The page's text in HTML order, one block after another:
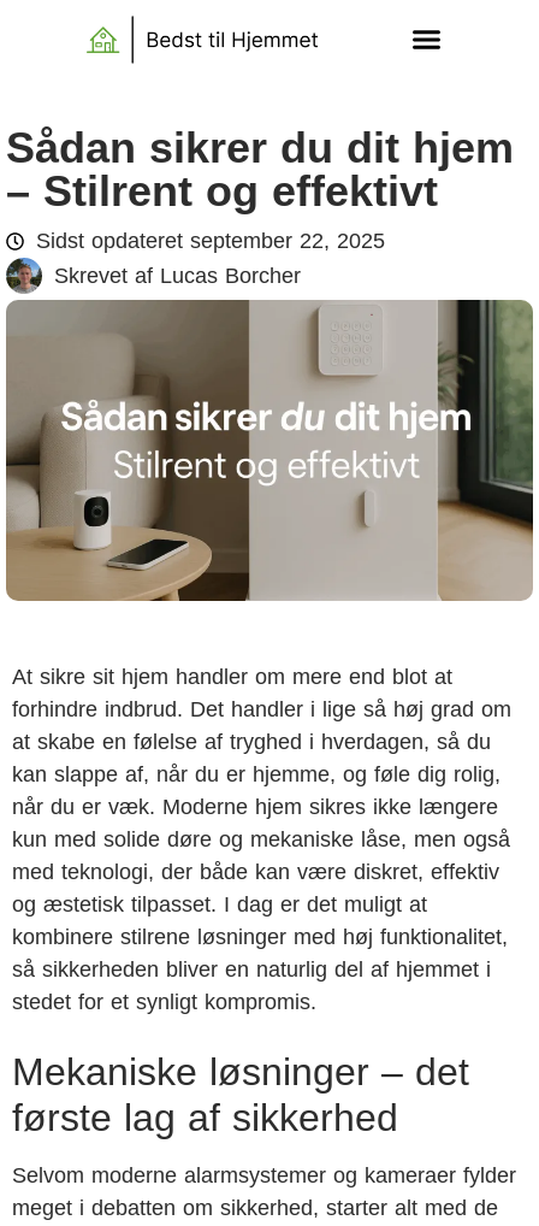
Sådan sikrer du dit hjem
– Stilrent og effektivt
Sidst opdateret september 22, 2025
Skrevet af Lucas Borcher
At sikre sit hjem handler om mere end blot at
forhindre indbrud. Det handler i lige så høj grad om
at skabe en følelse af tryghed i hverdagen, så du
kan slappe af, når du er hjemme, og føle dig rolig,
når du er væk. Moderne hjem sikres ikke længere
kun med solide døre og mekaniske låse, men også
med teknologi, der både kan være diskret, effektiv
og æstetisk tilpasset. I dag er det muligt at
kombinere stilrene løsninger med høj funktionalitet,
så sikkerheden bliver en naturlig del af hjemmet i
stedet for et synligt kompromis.
Mekaniske løsninger – det
første lag af sikkerhed
Selvom moderne alarmsystemer og kameraer fylder
meget i debatten om sikkerhed, starter alt med de